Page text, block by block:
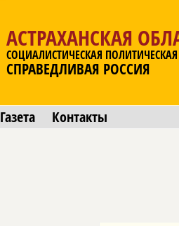
АСТРАХАНСКАЯ
СОЦИАЛИСТИЧЕСКАЯ
СПРАВЕДЛИВАЯ РОССИЯ
Газета Контакты